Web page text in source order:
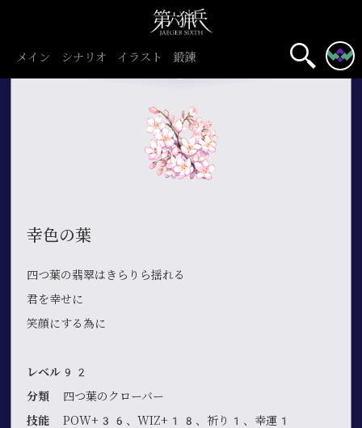
メイン シナリオ イラスト 鍛錬
幸色の葉
四つ葉の翡翠はきらりら揺れる
君を幸せに
笑顔にする為に
レベル92
分類 四つ葉のクローバー
技能 POW+36、WIZ+18、祈り1、幸運1